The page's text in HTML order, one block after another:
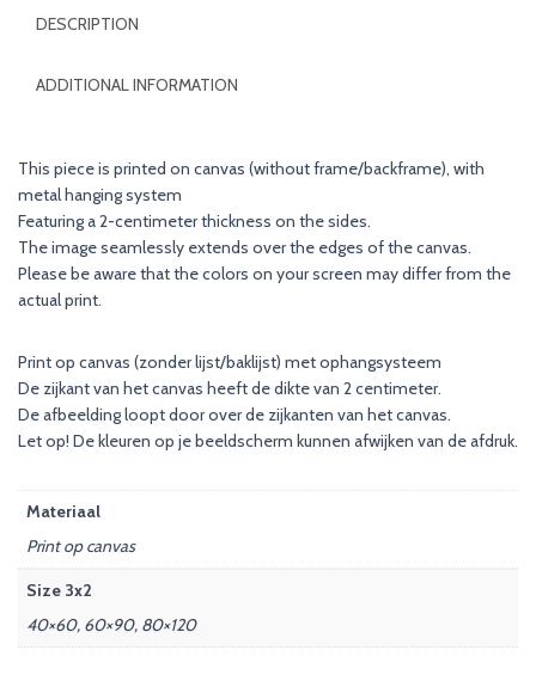
DESCRIPTION
ADDITIONAL INFORMATION
This piece is printed on canvas (without frame/backframe), with
metal hanging system
Featuring a 2-centimeter thickness on the sides.
The image seamlessly extends over the edges of the canvas.
Please be aware that the colors on your screen may differ from the
actual print.
Print op canvas (zonder lijst/baklijst) met ophangsysteem
De zijkant van het canvas heeft de dikte van 2 centimeter.
De afbeelding loopt door over de zijkanten van het canvas.
Let op! De kleuren op je beeldscherm kunnen afwijken van de afdruk.
Materiaal
Print op canvas
Size 3x2
40×60, 60×90, 80×120